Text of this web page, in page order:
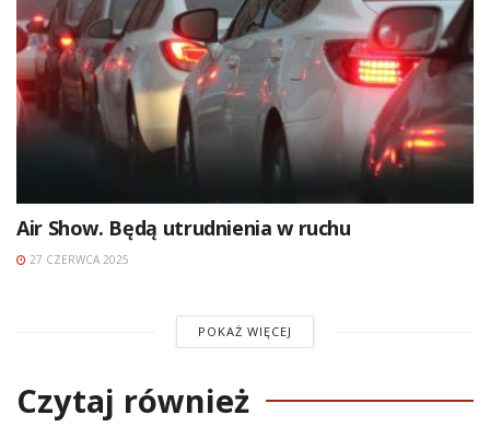
Air Show. Będą utrudnienia w ruchu
27 CZERWCA 2025
POKAŻ WIĘCEJ
Czytaj również